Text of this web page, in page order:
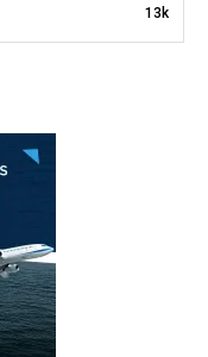
13k